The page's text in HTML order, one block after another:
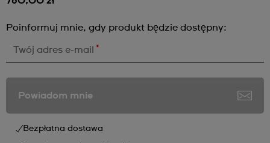
Poinformuj mnie, gdy produkt będzie dostępny:
Twój adres e-mail *
Powiadom mnie
Bezpłatna dostawa